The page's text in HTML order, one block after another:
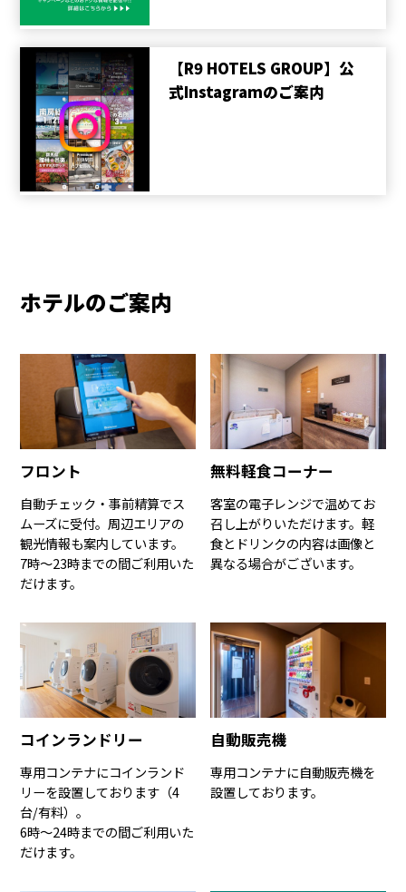
【R9 HOTELS GROUP】公
式Instagramのご案内
ホテルのご案内
フロント
自動チェック・事前精算でス
ムーズに受付。周辺エリアの
観光情報も案内しています。
7時〜23時までの間ご利用いた
だけます。
無料軽食コーナー
客室の電子レンジで温めてお
召し上がりいただけます。軽
食とドリンクの内容は画像と
異なる場合がございます。
コインランドリー
専用コンテナにコインランド
リーを設置しております（4
台/有料）。
6時〜24時までの間ご利用いた
だけます。
自動販売機
専用コンテナに自動販売機を
設置しております。